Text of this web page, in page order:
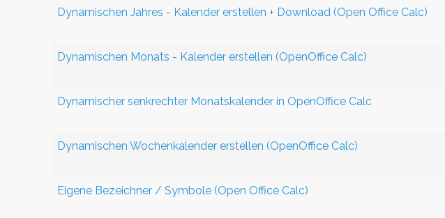
Dynamischen Jahres - Kalender erstellen + Download (Open Office Calc)
Dynamischen Monats - Kalender erstellen (OpenOffice Calc)
Dynamischer senkrechter Monatskalender in OpenOffice Calc
Dynamischen Wochenkalender erstellen (OpenOffice Calc)
Eigene Bezeichner / Symbole (Open Office Calc)